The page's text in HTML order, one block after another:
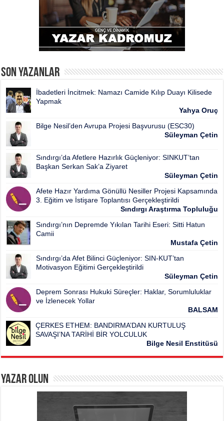
Son Yazanlar
İbadetleri İncitmek: Namazı Camide Kılıp Duayı Kilisede
Yapmak
Yahya Oruç
Bilge Nesil’den Avrupa Projesi Başvurusu (ESC30)
Süleyman Çetin
Sındırgı’da Afetlere Hazırlık Güçleniyor: SINKUT’tan
Başkan Serkan Sak’a Ziyaret
Süleyman Çetin
Afete Hazır Yardıma Gönüllü Nesiller Projesi Kapsamında
3. Eğitim ve İstişare Toplantısı Gerçekleştirildi
Sındırgı Araştırma Topluluğu
Sındırgı’nın Depremde Yıkılan Tarihi Eseri: Sitti Hatun
Camii
Mustafa Çetin
Sındırgı’da Afet Bilinci Güçleniyor: SIN-KUT’tan
Motivasyon Eğitimi Gerçekleştirildi
Süleyman Çetin
Deprem Sonrası Hukuki Süreçler: Haklar, Sorumluluklar
ve İzlenecek Yollar
BALSAM
ÇERKES ETHEM: BANDIRMA’DAN KURTULUŞ
SAVAŞI’NA TARİHİ BİR YOLCULUK
Bilge Nesil Enstitüsü
Yazar Olun